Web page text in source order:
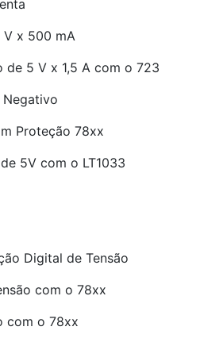
V x 500 mA
de 5 V x 1,5 A com o 723
Negativo
Proteção 78xx
5V com o LT1033
Digital de Tensão
com o 78xx
com o 78xx